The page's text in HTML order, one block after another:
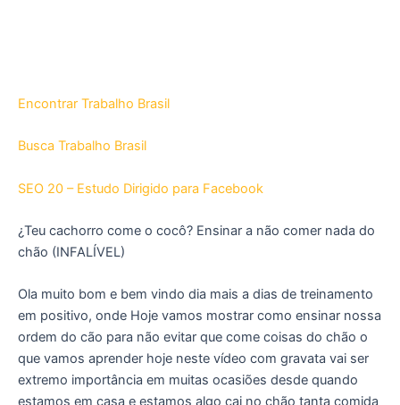
Encontrar Trabalho Brasil
Busca Trabalho Brasil
SEO 20 – Estudo Dirigido para Facebook
¿Teu cachorro come o cocô? Ensinar a não comer nada do
chão (INFALÍVEL)
Ola muito bom e bem vindo dia mais a dias de treinamento
em positivo, onde Hoje vamos mostrar como ensinar nossa
ordem do cão para não evitar que come coisas do chão o
que vamos aprender hoje neste vídeo com gravata vai ser
extremo importância em muitas ocasiões desde quando
estamos em casa e estamos algo cai no chão tanta comida